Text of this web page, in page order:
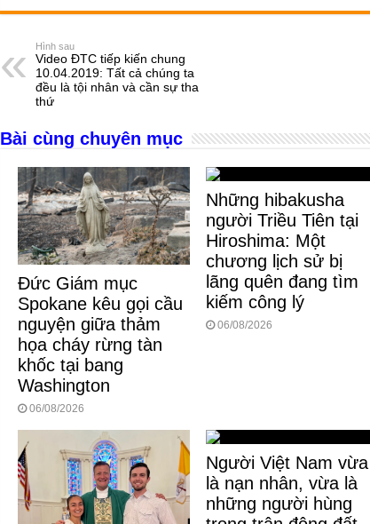
c
e
b
o
o
k
ss
e
n
g
er
at
s
A
p
p
e
d
s
er ail ar
Hình sau
Video ĐTC tiếp kiến chung
10.04.2019: Tất cả chúng ta
đều là tội nhân và cần sự tha
thứ
Bài cùng chuyên mục
Đức Giám mục
Spokane kêu gọi cầu
nguyện giữa thảm
họa cháy rừng tàn
khốc tại bang
Washington
06/08/2026
Những hibakusha
người Triều Tiên tại
Hiroshima: Một
chương lịch sử bị
lãng quên đang tìm
kiếm công lý
06/08/2026
Người Việt Nam vừa
là nạn nhân, vừa là
những người hùng